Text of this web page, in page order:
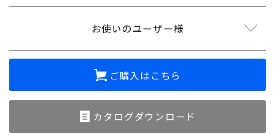
お使いのユーザー様
ご購入はこちら
カタログダウンロード